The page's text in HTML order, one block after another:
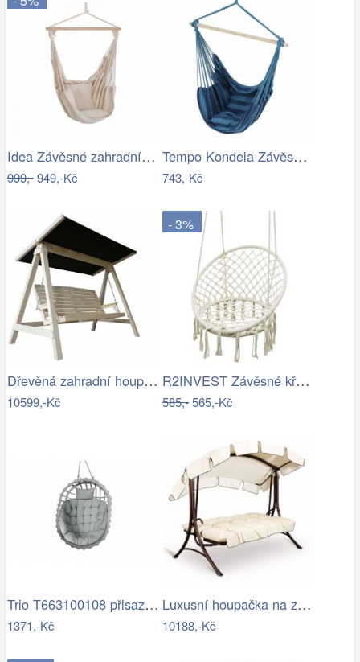
Idea Závěsné zahradní křeslo béžové
999,-949,-Kč
Tempo Kondela Závěsné houpací křeslo…
743,-Kč
Dřevěná zahradní houpačka Lucas pro 4…
10599,-Kč
- 3%
R2INVEST Závěsné křeslo s třásněmi…
585,-565,-Kč
Trio T663100108 přisazené stropní…
1371,-Kč
Luxusní houpačka na zahradu - VGD
10188,-Kč